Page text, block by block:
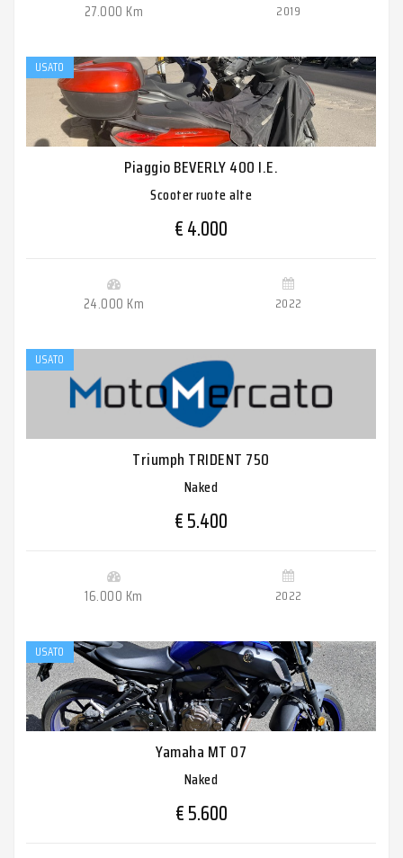
27.000 Km 2019
USATO
Piaggio BEVERLY 400 I.E.
Scooter ruote alte
€ 4.000
24.000 Km 2022
USATO
Triumph TRIDENT 750
Naked
€ 5.400
16.000 Km 2022
USATO
Yamaha MT 07
Naked
€ 5.600